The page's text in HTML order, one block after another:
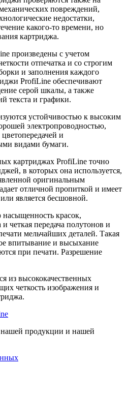
повреждений,
недостатки,
какого-то времени, но
картриджа.
произведены с учетом
отпечатка и со строгим
и заполнения каждого
ProfiLine обеспечивают
серой шкалы, а также
текста и графики.
устойчивостью к высоким
электропроводностью,
и
видами бумаги.
картриджах ProfiLine точно
в которых она используется,
оригинальным
отличной пропиткой и имеет
является бесшовной.
красок,
и четкая передача полутонов и
мельчайших деталей. Такая
впитывание и высыхание
при печати. Разрешение
из высококачественных
четкость изображения и
продукции и нашей